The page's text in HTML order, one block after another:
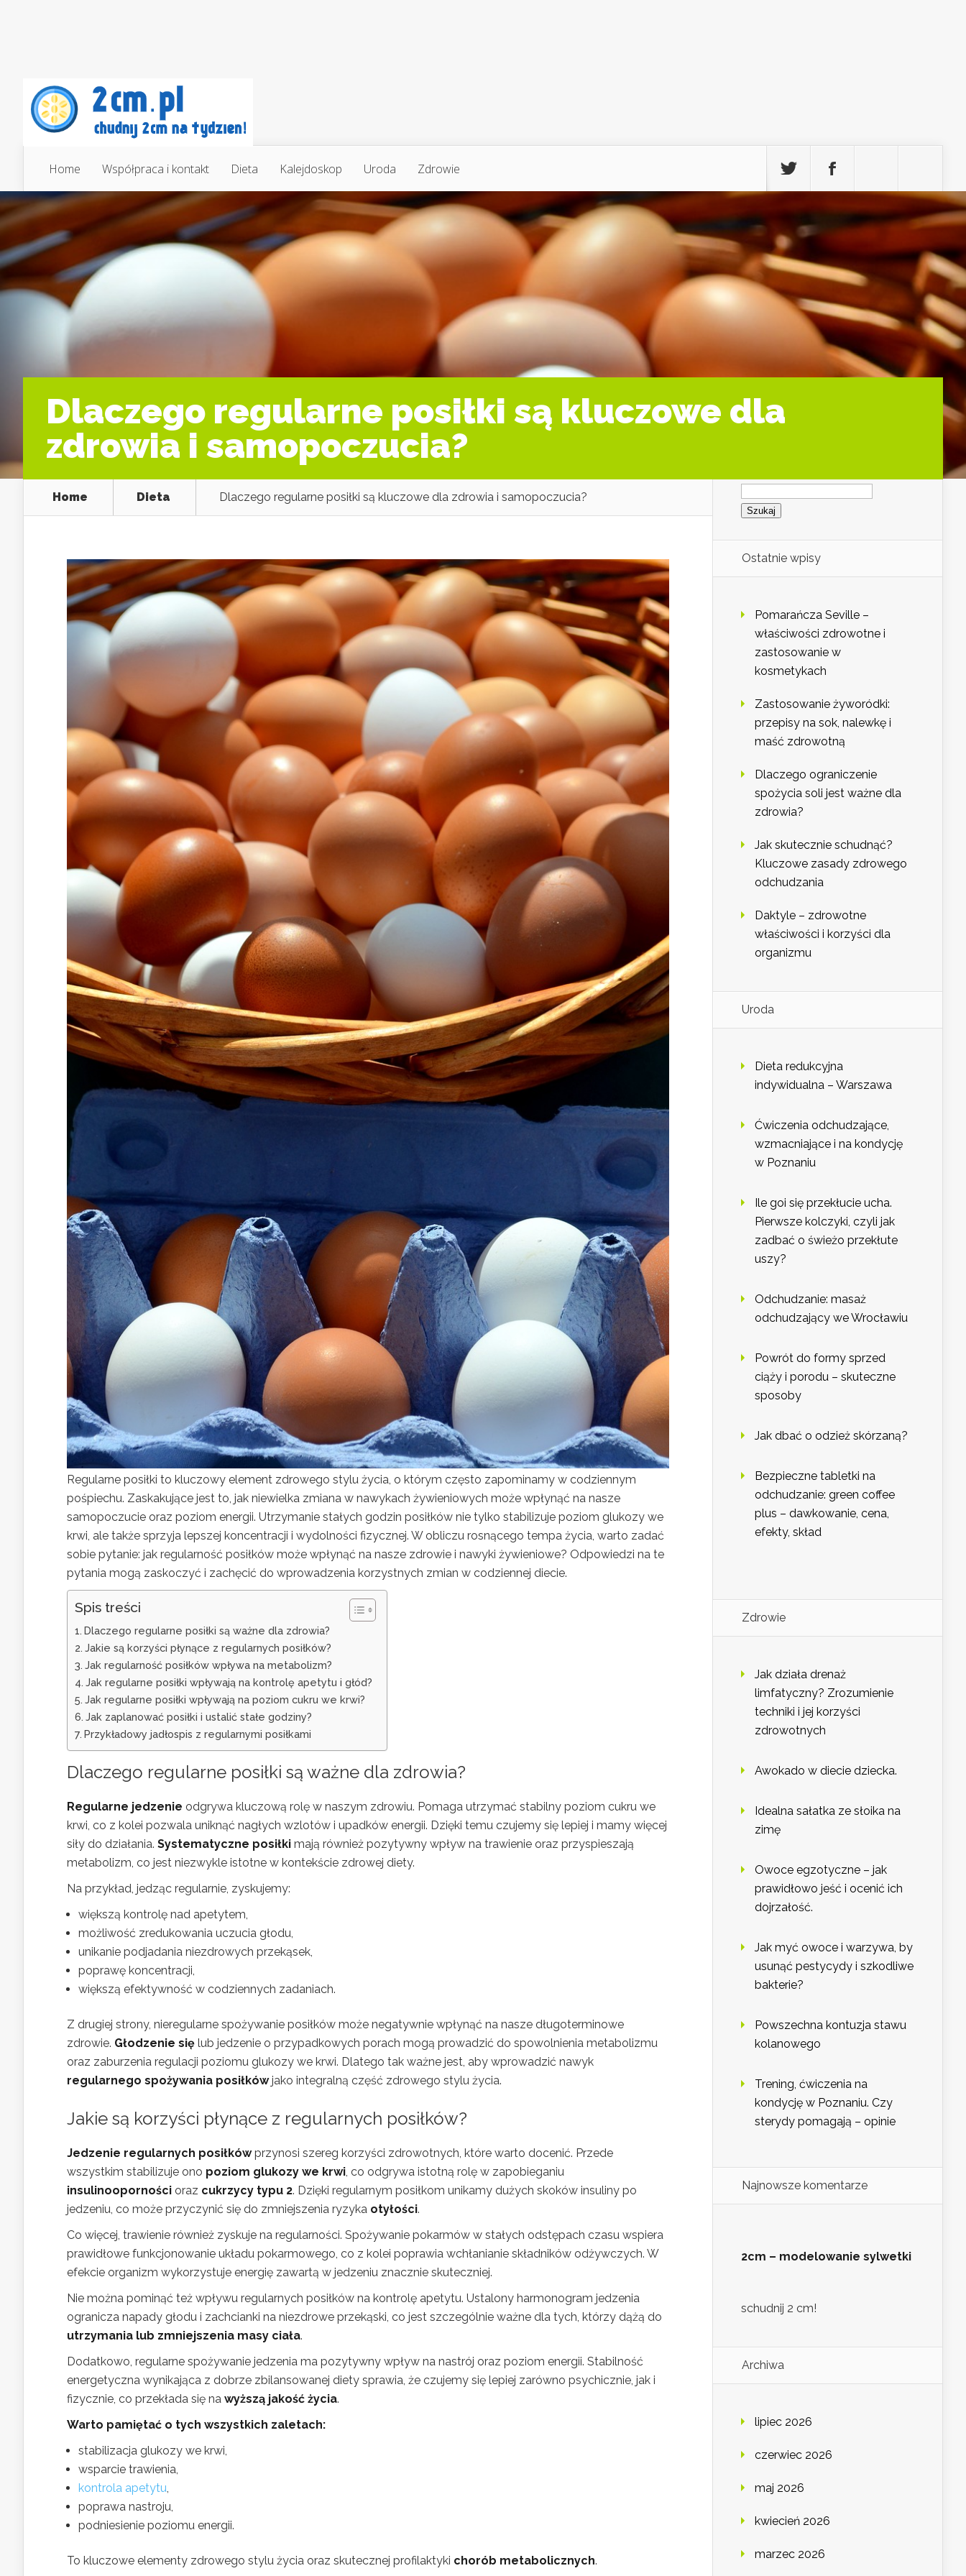
Home Współpraca i kontakt Dieta Kalejdoskop Uroda Zdrowie
Dlaczego regularne posiłki są kluczowe dla
zdrowia i samopoczucia?
Home Dieta Dlaczego regularne posiłki są kluczowe dla zdrowia i samopoczucia?
Regularne posiłki to kluczowy element zdrowego stylu życia, o którym często zapominamy w codziennym
pośpiechu. Zaskakujące jest to, jak niewielka zmiana w nawykach żywieniowych może wpłynąć na nasze
samopoczucie oraz poziom energii. Utrzymanie stałych godzin posiłków nie tylko stabilizuje poziom glukozy we
krwi, ale także sprzyja lepszej koncentracji i wydolności fizycznej. W obliczu rosnącego tempa życia, warto zadać
sobie pytanie: jak regularność posiłków może wpłynąć na nasze zdrowie i nawyki żywieniowe? Odpowiedzi na te
pytania mogą zaskoczyć i zachęcić do wprowadzenia korzystnych zmian w codziennej diecie.
Spis treści
Dlaczego regularne posiłki są ważne dla zdrowia?
Jakie są korzyści płynące z regularnych posiłków?
Jak regularność posiłków wpływa na metabolizm?
Jak regularne posiłki wpływają na kontrolę apetytu i głód?
Jak regularne posiłki wpływają na poziom cukru we krwi?
Jak zaplanować posiłki i ustalić stałe godziny?
Przykładowy jadłospis z regularnymi posiłkami
Dlaczego regularne posiłki są ważne dla zdrowia?
Regularne jedzenie odgrywa kluczową rolę w naszym zdrowiu. Pomaga utrzymać stabilny poziom cukru we
krwi, co z kolei pozwala uniknąć nagłych wzlotów i upadków energii. Dzięki temu czujemy się lepiej i mamy więcej
siły do działania. Systematyczne posiłki mają również pozytywny wpływ na trawienie oraz przyspieszają
metabolizm, co jest niezwykle istotne w kontekście zdrowej diety.
Na przykład, jedząc regularnie, zyskujemy:
większą kontrolę nad apetytem,
możliwość zredukowania uczucia głodu,
unikanie podjadania niezdrowych przekąsek,
poprawę koncentracji,
większą efektywność w codziennych zadaniach.
Z drugiej strony, nieregularne spożywanie posiłków może negatywnie wpłynąć na nasze długoterminowe
zdrowie. Głodzenie się lub jedzenie o przypadkowych porach mogą prowadzić do spowolnienia metabolizmu
oraz zaburzenia regulacji poziomu glukozy we krwi. Dlatego tak ważne jest, aby wprowadzić nawyk
regularnego spożywania posiłkówjako integralną część zdrowego stylu życia.
Jakie są korzyści płynące z regularnych posiłków?
Jedzenie regularnych posiłkówprzynosi szereg korzyści zdrowotnych, które warto docenić. Przede
wszystkim stabilizuje ono poziom glukozy we krwi, co odgrywa istotną rolę w zapobieganiu
insulinooporności oraz cukrzycy typu 2. Dzięki regularnym posiłkom unikamy dużych skoków insuliny po
jedzeniu, co może przyczynić się do zmniejszenia ryzyka otyłości.
Co więcej, trawienie również zyskuje na regularności. Spożywanie pokarmów w stałych odstępach czasu wspiera
prawidłowe funkcjonowanie układu pokarmowego, co z kolei poprawia wchłanianie składników odżywczych. W
efekcie organizm wykorzystuje energię zawartą w jedzeniu znacznie skuteczniej.
Nie można pominąć też wpływu regularnych posiłków na kontrolę apetytu. Ustalony harmonogram jedzenia
ogranicza napady głodu i zachcianki na niezdrowe przekąski, co jest szczególnie ważne dla tych, którzy dążą do
utrzymania lub zmniejszenia masy ciała.
Dodatkowo, regularne spożywanie jedzenia ma pozytywny wpływ na nastrój oraz poziom energii. Stabilność
energetyczna wynikająca z dobrze zbilansowanej diety sprawia, że czujemy się lepiej zarówno psychicznie, jak i
fizycznie, co przekłada się na wyższą jakość życia.
Warto pamiętać o tych wszystkich zaletach:
stabilizacja glukozy we krwi,
wsparcie trawienia,
kontrola apetytu,
poprawa nastroju,
podniesienie poziomu energii.
To kluczowe elementy zdrowego stylu życia oraz skutecznej profilaktyki chorób metabolicznych.
Szukaj:
Ostatnie wpisy
Pomarańcza Seville –
właściwości zdrowotne i
zastosowanie w
kosmetykach
Zastosowanie żyworódki:
przepisy na sok, nalewkę i
maść zdrowotną
Dlaczego ograniczenie
spożycia soli jest ważne dla
zdrowia?
Jak skutecznie schudnąć?
Kluczowe zasady zdrowego
odchudzania
Daktyle – zdrowotne
właściwości i korzyści dla
organizmu
Uroda
Dieta redukcyjna
indywidualna – Warszawa
Ćwiczenia odchudzające,
wzmacniające i na kondycję
w Poznaniu
Ile goi się przekłucie ucha.
Pierwsze kolczyki, czyli jak
zadbać o świeżo przekłute
uszy?
Odchudzanie: masaż
odchudzający we Wrocławiu
Powrót do formy sprzed
ciąży i porodu – skuteczne
sposoby
Jak dbać o odzież skórzaną?
Bezpieczne tabletki na
odchudzanie: green coffee
plus – dawkowanie, cena,
efekty, skład
Zdrowie
Jak działa drenaż
limfatyczny? Zrozumienie
techniki i jej korzyści
zdrowotnych
Awokado w diecie dziecka.
Idealna sałatka ze słoika na
zimę
Owoce egzotyczne – jak
prawidłowo jeść i ocenić ich
dojrzałość.
Jak myć owoce i warzywa, by
usunąć pestycydy i szkodliwe
bakterie?
Powszechna kontuzja stawu
kolanowego
Trening, ćwiczenia na
kondycję w Poznaniu. Czy
sterydy pomagają – opinie
Najnowsze komentarze
2cm – modelowanie sylwetki
schudnij 2 cm!
Archiwa
lipiec 2026
czerwiec 2026
maj 2026
kwiecień 2026
marzec 2026